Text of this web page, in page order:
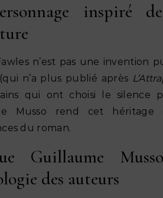
inspiré
n’est pas une invention
(qui n’a plus publié après
qui ont choisi le silence
Musso rend cet héritage
du roman.
Guillaume
des auteurs